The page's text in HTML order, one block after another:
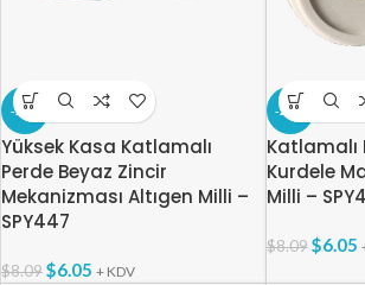
-25%
Yüksek Kasa Katlamalı
Perde Beyaz Zincir
Mekanizması Altıgen Milli –
SPY447
$8.09$6.05 + KDV
-25%
Katlamalı
Kurdele
Milli –
$8.09 $6.05